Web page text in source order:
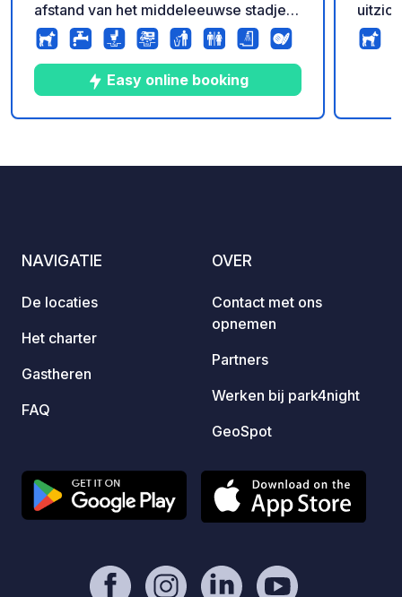
afstand van het middeleeuwse stadje
Beaulieu-sur-Dordogne, biedt ruimte
en ontspanning midden in de natuur.
Ter plaatse kunt u bovendien genieten
van een prachtig verwarmd zwembad,
een restaurant met mooi terras en een
Easy online booking
NAVIGATIE
De locaties
Het charter
Gastheren
FAQ
OVER
Contact met ons
opnemen
Partners
Werken bij park4night
GeoSpot